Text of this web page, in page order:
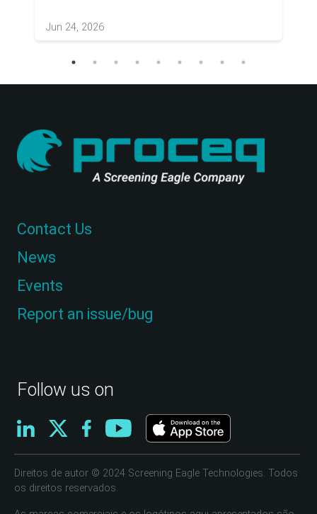
Jun 24, 2026
Follow us on
Contact Us
News
Events
Report an issue/bug
Direitos de autor © 2024 Screening Eagle Technologies. Todos
os direitos reservados.